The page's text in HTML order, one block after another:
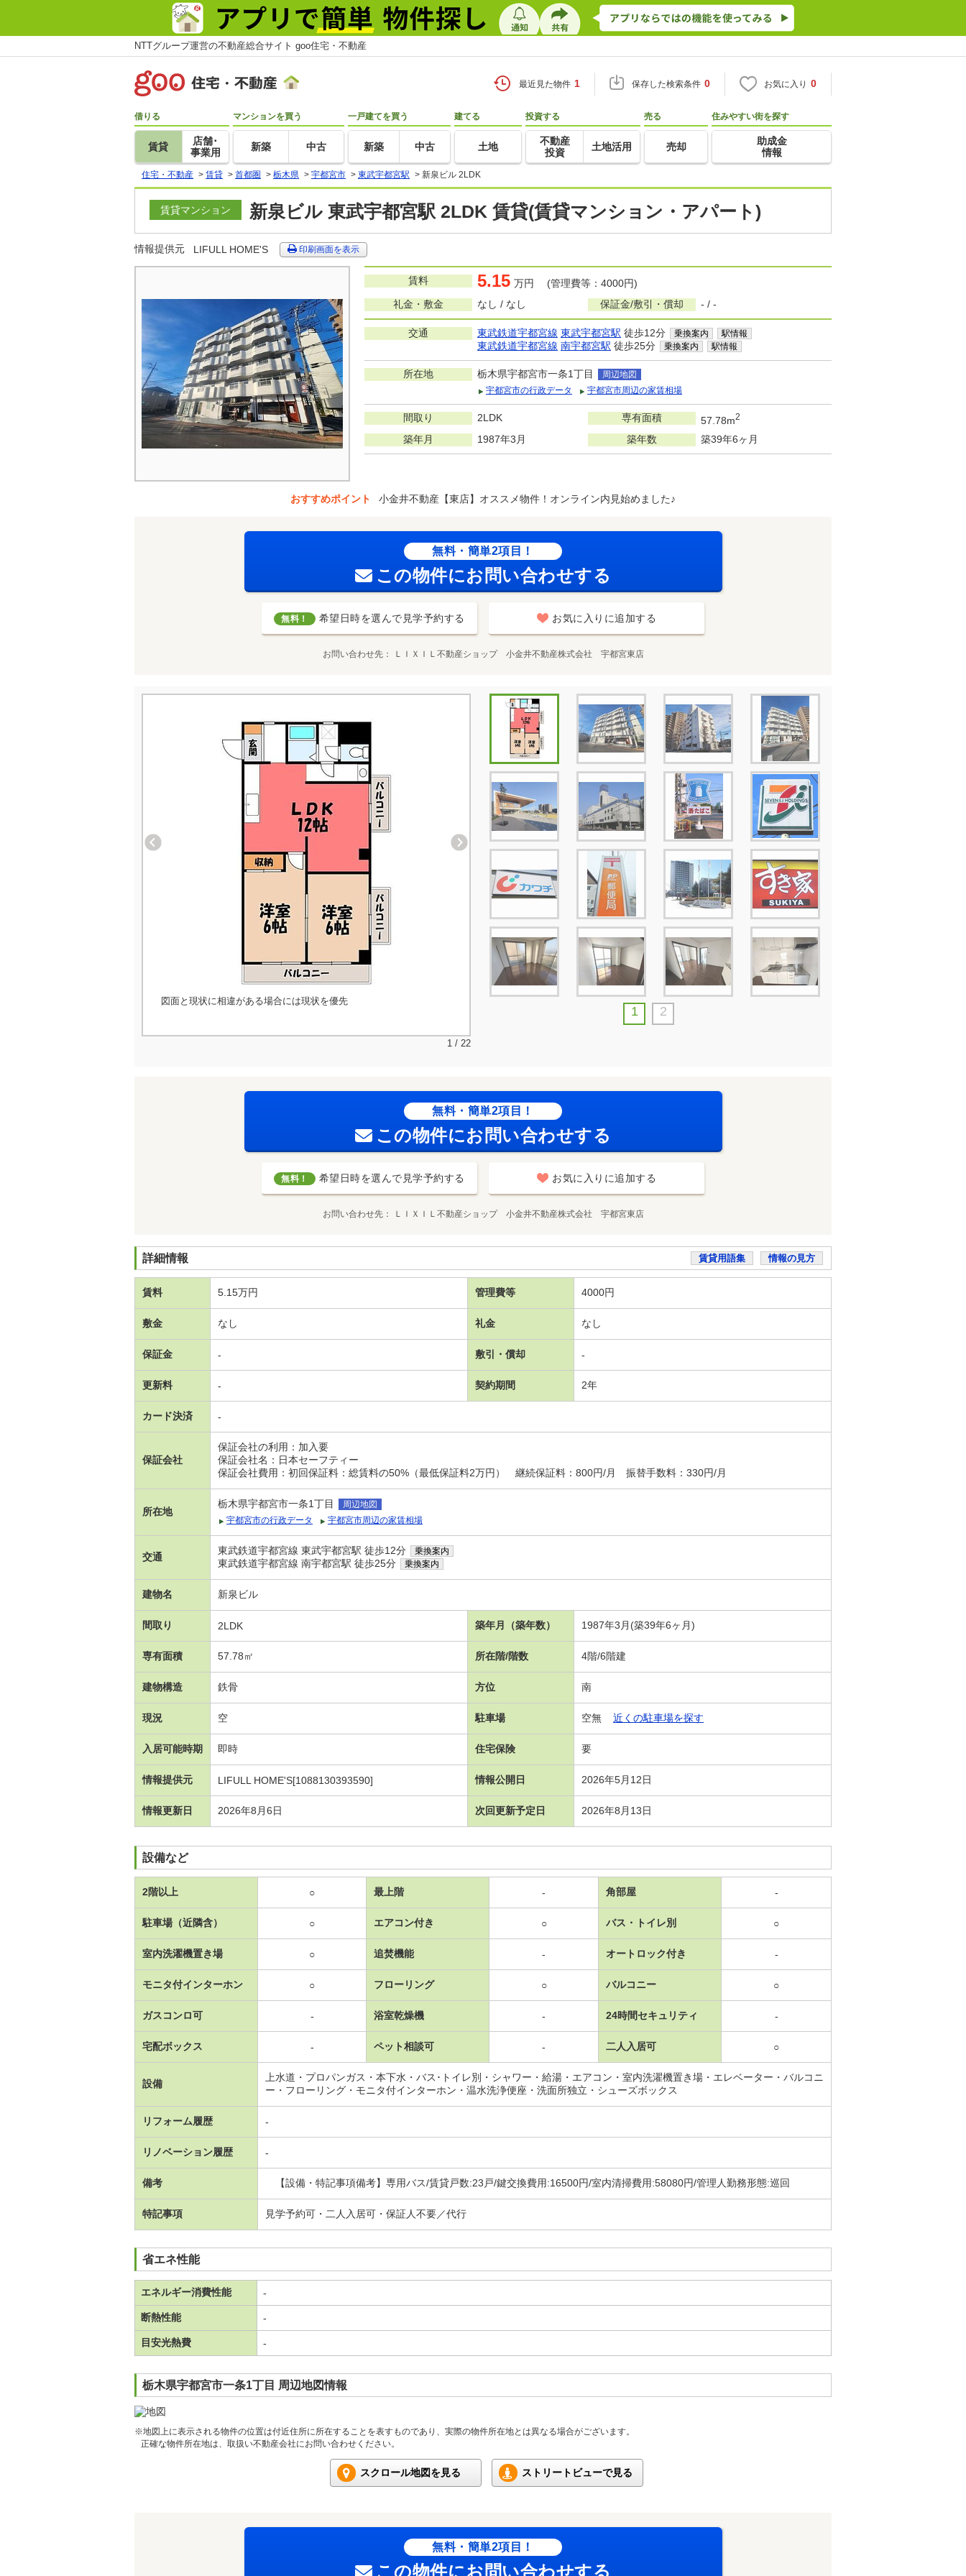
NTTグループ運営の不動産総合サイト goo住宅・不動産
最近見た物件 1 保存した検索条件 0 お気に入り 0
借りる
賃貸
店舗･
事業用
マンションを買う
新築 中古
一戸建てを買う
新築 中古
建てる
土地
投資する
不動産
投資
土地活用
売る
売却
住みやすい街を探す
助成金
情報
住宅・不動産 > 賃貸 > 首都圏 > 栃木県 > 宇都宮市 > 東武宇都宮駅 > 新泉ビル 2LDK
賃貸マンション 新泉ビル 東武宇都宮駅 2LDK 賃貸(賃貸マンション・アパート)
情報提供元 LIFULL HOME'S 印刷画面を表示
賃料 5.15 万円 (管理費等：4000円)
礼金・敷金
なし / なし 保証金/敷引・償却 - / -
交通 東武鉄道宇都宮線 東武宇都宮駅 徒歩12分 乗換案内 駅情報
東武鉄道宇都宮線 南宇都宮駅 徒歩25分 乗換案内 駅情報
所在地 栃木県宇都宮市一条1丁目
周辺地図
宇都宮市の行政データ
宇都宮市周辺の家賃相場
間取り 2LDK 専有面積 57.78m2
築年月 1987年3月 築年数 築39年6ヶ月
おすすめポイント 小金井不動産【東店】オススメ物件！オンライン内見始めました♪
無料・簡単2項目！
この物件にお問い合わせする
無料！ 希望日時を選んで見学予約する お気に入りに追加する
お問い合わせ先 ＬＩＸＩＬ不動産ショップ 小金井不動産株式会社 宇都宮東店
図面と現状に相違がある場合には現状を優先
1 / 22
1 2
無料・簡単2項目！
この物件にお問い合わせする
無料！ 希望日時を選んで見学予約する お気に入りに追加する
お問い合わせ先 ＬＩＸＩＬ不動産ショップ 小金井不動産株式会社 宇都宮東店
詳細情報 賃貸用語集 情報の見方
賃料 5.15万円 管理費等 4000円
敷金 なし 礼金 なし
保証金 - 敷引・償却 -
更新料 - 契約期間 2年
カード決済 -
保証会社
保証会社の利用：加入要
保証会社名：日本セーフティー
保証会社費用：初回保証料：総賃料の50%（最低保証料2万円） 継続保証料：800円/月 振替手数料：330円/月
所在地
栃木県宇都宮市一条1丁目
周辺地図
宇都宮市の行政データ
宇都宮市周辺の家賃相場
交通
東武鉄道宇都宮線 東武宇都宮駅 徒歩12分 乗換案内
東武鉄道宇都宮線 南宇都宮駅 徒歩25分 乗換案内
建物名 新泉ビル
間取り 2LDK 築年月（築年数） 1987年3月(築39年6ヶ月)
専有面積 57.78㎡ 所在階/階数 4階/6階建
建物構造 鉄骨 方位 南
現況 空 駐車場 空無 近くの駐車場を探す
入居可能時期 即時 住宅保険 要
情報提供元 LIFULL HOME'S[1088130393590] 情報公開日 2026年5月12日
情報更新日 2026年8月6日 次回更新予定日 2026年8月13日
設備など
2階以上 ○ 最上階 - 角部屋 -
駐車場（近隣含） ○ エアコン付き ○ バス・トイレ別 ○
室内洗濯機置き場 ○ 追焚機能 - オートロック付き -
モニタ付インターホン ○ フローリング ○ バルコニー ○
ガスコンロ可 - 浴室乾燥機 - 24時間セキュリティ -
宅配ボックス - ペット相談可 - 二人入居可 ○
設備
上水道・プロパンガス・本下水・バス･トイレ別・シャワー・給湯・エアコン・室内洗濯機置き場・エレベーター・バルコニ
ー・フローリング・モニタ付インターホン・温水洗浄便座・洗面所独立・シューズボックス
リフォーム履歴 -
リノベーション履歴 -
備考 【設備・特記事項備考】専用バス/賃貸戸数:23戸/鍵交換費用:16500円/室内清掃費用:58080円/管理人勤務形態:巡回
特記事項 見学予約可・二人入居可・保証人不要／代行
省エネ性能
エネルギー消費性能 -
断熱性能 -
目安光熱費 -
栃木県宇都宮市一条1丁目 周辺地図情報
※地図上に表示される物件の位置は付近住所に所在することを表すものであり、実際の物件所在地とは異なる場合がございます。
正確な物件所在地は、取扱い不動産会社にお問い合わせください。
スクロール地図を見る ストリートビューで見る
無料・簡単2項目！
この物件にお問い合わせする